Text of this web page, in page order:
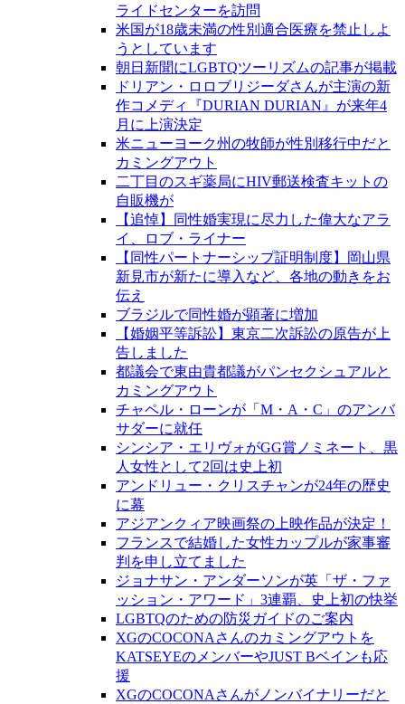
ライドセンターを訪問
米国が18歳未満の性別適合医療を禁止しよ
うとしています
朝日新聞にLGBTQツーリズムの記事が掲載
ドリアン・ロロブリジーダさんが主演の新
作コメディ『DURIAN DURIAN』が来年4
月に上演決定
米ニューヨーク州の牧師が性別移行中だと
カミングアウト
二丁目のスギ薬局にHIV郵送検査キットの
自販機が
【追悼】同性婚実現に尽力した偉大なアラ
イ、ロブ・ライナー
【同性パートナーシップ証明制度】岡山県
新見市が新たに導入など、各地の動きをお
伝え
ブラジルで同性婚が顕著に増加
【婚姻平等訴訟】東京二次訴訟の原告が上
告しました
都議会で東由貴都議がパンセクシュアルと
カミングアウト
チャペル・ローンが「M・A・C」のアンバ
サダーに就任
シンシア・エリヴォがGG賞ノミネート、黒
人女性として2回は史上初
アンドリュー・クリスチャンが24年の歴史
に幕
アジアンクィア映画祭の上映作品が決定！
フランスで結婚した女性カップルが家事審
判を申し立てました
ジョナサン・アンダーソンが英「ザ・ファ
ッション・アワード」3連覇、史上初の快挙
LGBTQのための防災ガイドのご案内
XGのCOCONAさんのカミングアウトを
KATSEYEのメンバーやJUST Bベインも応
援
XGのCOCONAさんがノンバイナリーだと